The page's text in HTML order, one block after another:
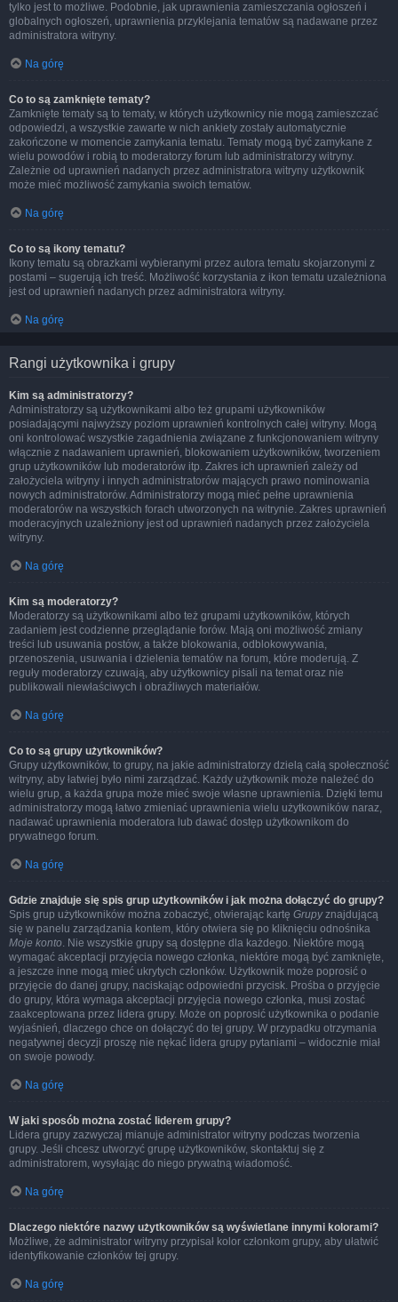
tylko jest to możliwe. Podobnie, jak uprawnienia zamieszczania ogłoszeń i
globalnych ogłoszeń, uprawnienia przyklejania tematów są nadawane przez
administratora witryny.
Na górę
Co to są zamknięte tematy?
Zamknięte tematy są to tematy, w których użytkownicy nie mogą zamieszczać
odpowiedzi, a wszystkie zawarte w nich ankiety zostały automatycznie
zakończone w momencie zamykania tematu. Tematy mogą być zamykane z
wielu powodów i robią to moderatorzy forum lub administratorzy witryny.
Zależnie od uprawnień nadanych przez administratora witryny użytkownik
może mieć możliwość zamykania swoich tematów.
Na górę
Co to są ikony tematu?
Ikony tematu są obrazkami wybieranymi przez autora tematu skojarzonymi z
postami – sugerują ich treść. Możliwość korzystania z ikon tematu uzależniona
jest od uprawnień nadanych przez administratora witryny.
Na górę
Rangi użytkownika i grupy
Kim są administratorzy?
Administratorzy są użytkownikami albo też grupami użytkowników
posiadającymi najwyższy poziom uprawnień kontrolnych całej witryny. Mogą
oni kontrolować wszystkie zagadnienia związane z funkcjonowaniem witryny
włącznie z nadawaniem uprawnień, blokowaniem użytkowników, tworzeniem
grup użytkowników lub moderatorów itp. Zakres ich uprawnień zależy od
założyciela witryny i innych administratorów mających prawo nominowania
nowych administratorów. Administratorzy mogą mieć pełne uprawnienia
moderatorów na wszystkich forach utworzonych na witrynie. Zakres uprawnień
moderacyjnych uzależniony jest od uprawnień nadanych przez założyciela
witryny.
Na górę
Kim są moderatorzy?
Moderatorzy są użytkownikami albo też grupami użytkowników, których
zadaniem jest codzienne przeglądanie forów. Mają oni możliwość zmiany
treści lub usuwania postów, a także blokowania, odblokowywania,
przenoszenia, usuwania i dzielenia tematów na forum, które moderują. Z
reguły moderatorzy czuwają, aby użytkownicy pisali na temat oraz nie
publikowali niewłaściwych i obraźliwych materiałów.
Na górę
Co to są grupy użytkowników?
Grupy użytkowników, to grupy, na jakie administratorzy dzielą całą społeczność
witryny, aby łatwiej było nimi zarządzać. Każdy użytkownik może należeć do
wielu grup, a każda grupa może mieć swoje własne uprawnienia. Dzięki temu
administratorzy mogą łatwo zmieniać uprawnienia wielu użytkowników naraz,
nadawać uprawnienia moderatora lub dawać dostęp użytkownikom do
prywatnego forum.
Na górę
Gdzie znajduje się spis grup użytkowników i jak można dołączyć do grupy?
Spis grup użytkowników można zobaczyć, otwierając kartę Grupyznajdującą
się w panelu zarządzania kontem, który otwiera się po kliknięciu odnośnika
Moje konto. Nie wszystkie grupy są dostępne dla każdego. Niektóre mogą
wymagać akceptacji przyjęcia nowego członka, niektóre mogą być zamknięte,
a jeszcze inne mogą mieć ukrytych członków. Użytkownik może poprosić o
przyjęcie do danej grupy, naciskając odpowiedni przycisk. Prośba o przyjęcie
do grupy, która wymaga akceptacji przyjęcia nowego członka, musi zostać
zaakceptowana przez lidera grupy. Może on poprosić użytkownika o podanie
wyjaśnień, dlaczego chce on dołączyć do tej grupy. W przypadku otrzymania
negatywnej decyzji proszę nie nękać lidera grupy pytaniami – widocznie miał
on swoje powody.
Na górę
W jaki sposób można zostać liderem grupy?
Lidera grupy zazwyczaj mianuje administrator witryny podczas tworzenia
grupy. Jeśli chcesz utworzyć grupę użytkowników, skontaktuj się z
administratorem, wysyłając do niego prywatną wiadomość.
Na górę
Dlaczego niektóre nazwy użytkowników są wyświetlane innymi kolorami?
Możliwe, że administrator witryny przypisał kolor członkom grupy, aby ułatwić
identyfikowanie członków tej grupy.
Na górę